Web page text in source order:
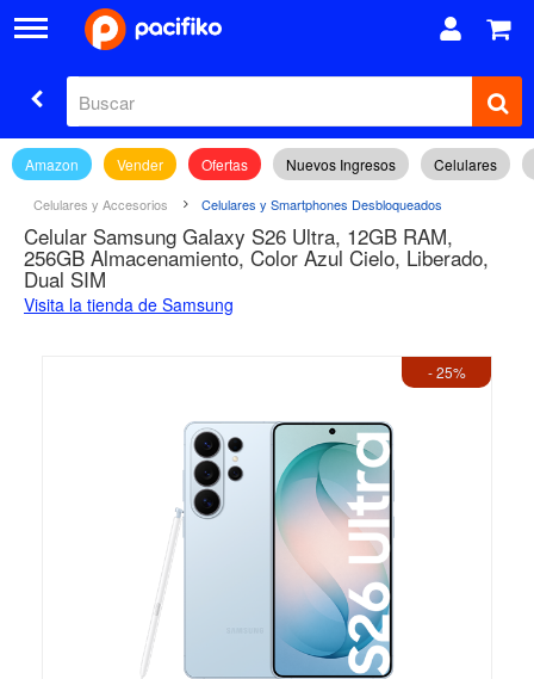
Amazon Vender Ofertas Nuevos Ingresos Celulares
Celulares y Accesorios Celulares y Smartphones Desbloqueados
Celular Samsung Galaxy S26 Ultra, 12GB RAM,
256GB Almacenamiento, Color Azul Cielo, Liberado,
Dual SIM
Visita la tienda de Samsung
- 25%